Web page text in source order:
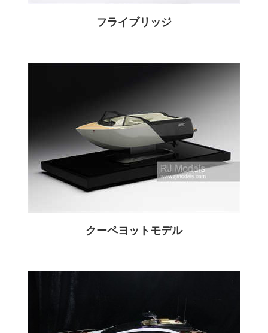
フライブリッジ
クーペヨットモデル